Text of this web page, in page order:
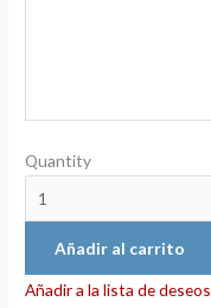
Quantity
Añadir al carrito
Añadir a la lista de deseos